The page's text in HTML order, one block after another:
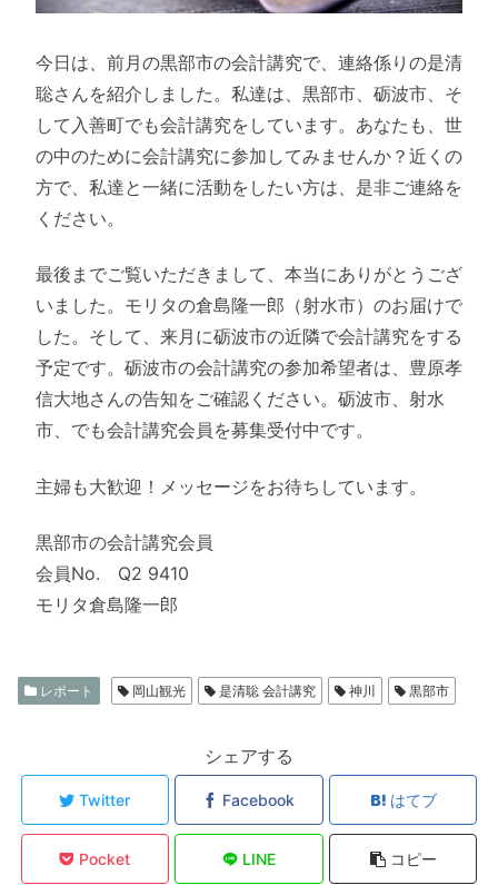
今日は、前月の黒部市の会計講究で、連絡係りの是清
聡さんを紹介しました。私達は、黒部市、砺波市、そ
して入善町でも会計講究をしています。あなたも、世
の中のために会計講究に参加してみませんか？近くの
方で、私達と一緒に活動をしたい方は、是非ご連絡を
ください。
最後までご覧いただきまして、本当にありがとうござ
いました。モリタの倉島隆一郎（射水市）のお届けで
した。そして、来月に砺波市の近隣で会計講究をする
予定です。砺波市の会計講究の参加希望者は、豊原孝
信大地さんの告知をご確認ください。砺波市、射水
市、でも会計講究会員を募集受付中です。
主婦も大歓迎！メッセージをお待ちしています。
黒部市の会計講究会員
会員No. Q2 9410
モリタ倉島隆一郎
レポート 岡山観光 是清聡 会計講究 神川 黒部市
シェアする
Twitter Facebook はてブ
Pocket LINE コピー